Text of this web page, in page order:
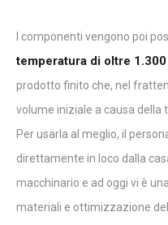
I componenti vengono poi
temperatura di oltre
prodotto finito che, nel
volume iniziale a causa della
Per usarla al meglio, il
direttamente in loco dalla
macchinario e ad oggi vi è
materiali e ottimizzazione